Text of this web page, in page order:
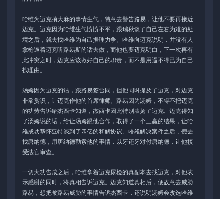
哈维为迈克抽大麻的事情生气，特意去警告路易，让他不要再接近
迈克。迈克因为哈维生气愤愤不平，跟瑞秋谈了自己左右为难的处
境之后，就去找哈维为自己据理力争。哈维向迈克说明，并没有人
拿枪逼着迈克听路易斯的话去做，而他也要迈克明白，下一次再有
此冲突之时，迈克应该做好自己的职责，而不是用逼不得已为自己
找理由。
汤姆因为迈克的话，跟路易签合同，但他同时提及了迈克，对迈克
非常赏识，让迈克作他的首席律师。路易因为汤姆，不得不把迈克
的功劳告诉给杰西卡知道，杰西卡因此特别表扬了迈克。迈克得知
了汤姆说的话，给让汤姆跟他合作，取得了一个三赢的结果，让哈
维成功帮怀亚特谈到了四亿的和解协议。哈维解决案件之后，便去
找唐纳德，用唐纳德勒索他的事情，以牙还牙对付唐纳德，让他接
受法官审查。
一切大功告成之后，哈维拿着迈克尿检的真副本去找迈克，对他表
示感谢的同时，将真相告诉迈克。迈克知道真相后，便故意去威胁
路易，想把被路易威胁的事情告诉杰西卡，还说明汤姆会改选哈维